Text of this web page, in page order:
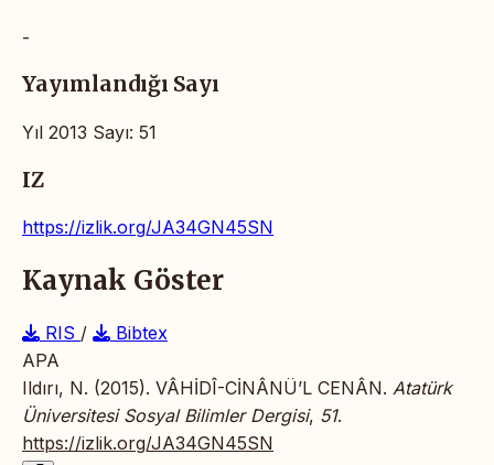
-
Yayımlandığı Sayı
Yıl 2013 Sayı: 51
IZ
https://izlik.org/JA34GN45SN
Kaynak Göster
RIS /
Bibtex
APA
Ildırı, N. (2015). VÂHİDÎ-CİNÂNÜ’L CENÂN. Atatürk
Üniversitesi Sosyal Bilimler Dergisi, 51.
https://izlik.org/JA34GN45SN